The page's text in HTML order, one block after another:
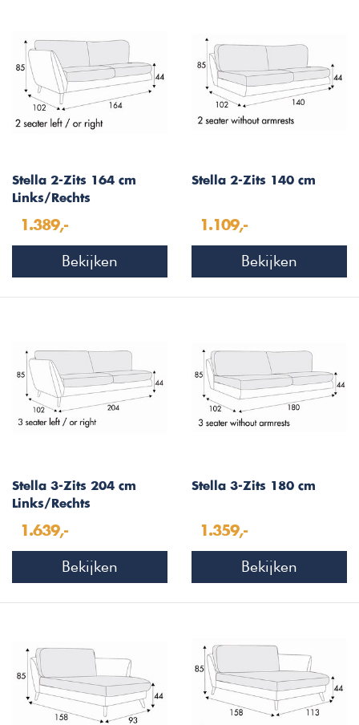
Stella 2-Zits 164 cm
Links/Rechts
1.389,-
Bekijken
Stella 2-Zits 140 cm
1.109,-
Bekijken
Stella 3-Zits 204 cm
Links/Rechts
1.639,-
Bekijken
Stella 3-Zits 180 cm
1.359,-
Bekijken